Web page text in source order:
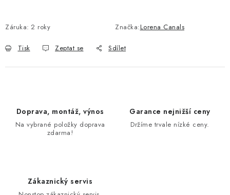
Záruka: 2 roky Značka:Lorena Canals
Tisk Zeptat se Sdílet
Doprava, montáž, výnos
Na vybrané položky doprava
zdarma!
Garance nejnižší ceny
Držíme trvale nízké ceny.
Zákaznický servis